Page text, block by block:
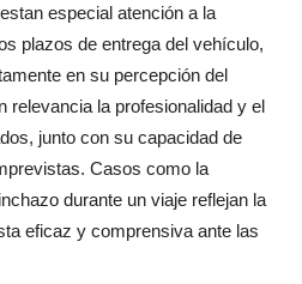
especial atención a la
plazos de entrega del vehículo,
en su percepción del
relevancia la profesionalidad y el
junto con su capacidad de
Casos como la
durante un viaje reflejan la
eficaz y comprensiva ante las